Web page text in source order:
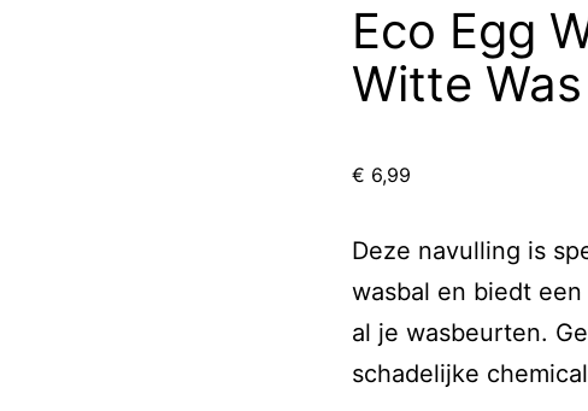
Eco Egg
Witte
€ 6,99
Deze navulling is
wasbal en biedt
al je wasbeurten.
schadelijke